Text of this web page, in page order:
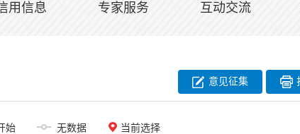
用信息 专家服务 互动交流
意见征集
始 无数据 当前选择